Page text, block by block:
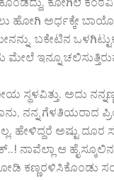
ಕೋಗಿಲೆ
ಹೋಗಿ ಅರ್ಧಕ್ಕೇ
ಬಕೇಟಿನ
ಇನ್ನೂ
ಅದು
ನನ್ನ ಗೆಳತಿಯರಾದ
ಅಷ್ಟು ದೂರ
ಆ
ಕಣ್ಣರಳಿಸಿಕೊಂಡು